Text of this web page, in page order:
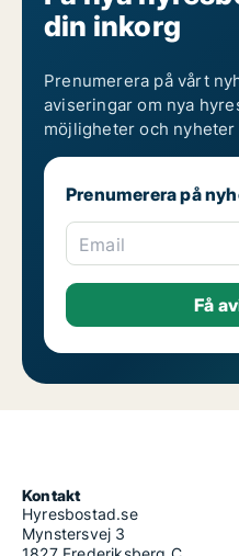
din inkorg
Prenumerera på vårt
aviseringar om nya
möjligheter och
Prenumerera på
Email
Kontakt
Hyresbostad.se
Mynstersvej 3